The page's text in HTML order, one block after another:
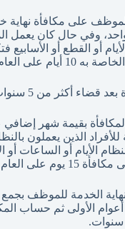
وفي حال كان يعمل
أو القطع أو الأسابيع
على العام الواحد.
أكثر من 5 سنوات في العمل:
بقيمة شهر إضافي
للأفراد الذين يعملون
الأيام أو الساعات أو
على العام الوحد
الخدمة للموظف بجمع
الأولى ثم حساب
سنوات.